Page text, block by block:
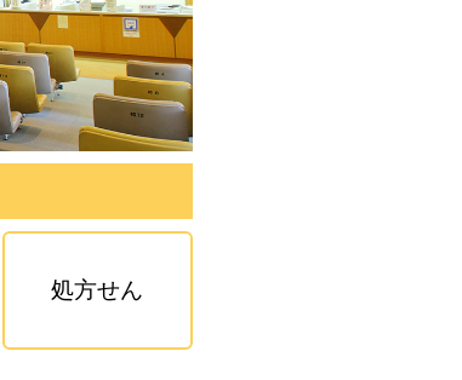
処方せん